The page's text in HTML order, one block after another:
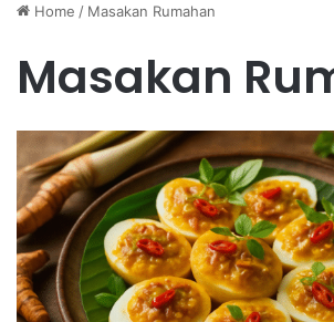
Home / Masakan Rumahan
Masakan